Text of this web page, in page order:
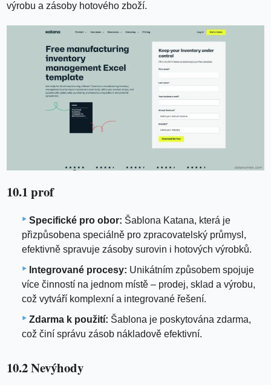
výrobu a zásoby hotového zboží.
10.1 prof
Specifické pro obor: Šablona Katana, která je
přizpůsobena speciálně pro zpracovatelský průmysl,
efektivně spravuje zásoby surovin i hotových výrobků.
Integrované procesy: Unikátním způsobem spojuje
více činností na jednom místě – prodej, sklad a výrobu,
což vytváří komplexní a integrované řešení.
Zdarma k použití: Šablona je poskytována zdarma,
což činí správu zásob nákladově efektivní.
10.2 Nevýhody